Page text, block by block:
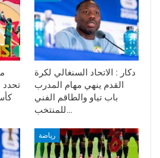
دكار : الاتحاد السنغالي لكرة
القدم ينهي مهام المدرب
باب تياو والطاقم الفني
للمنتخب…
رياضة